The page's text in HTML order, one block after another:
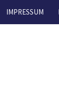
IMPRESSUM